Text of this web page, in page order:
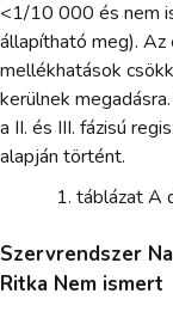
<1/10 000 és nem
állapítható meg). Az
mellékhatások
kerülnek
a II. és III. fázisú
alapján történt.
táblázat A
Szervrendszer
Ritka Nem ismert